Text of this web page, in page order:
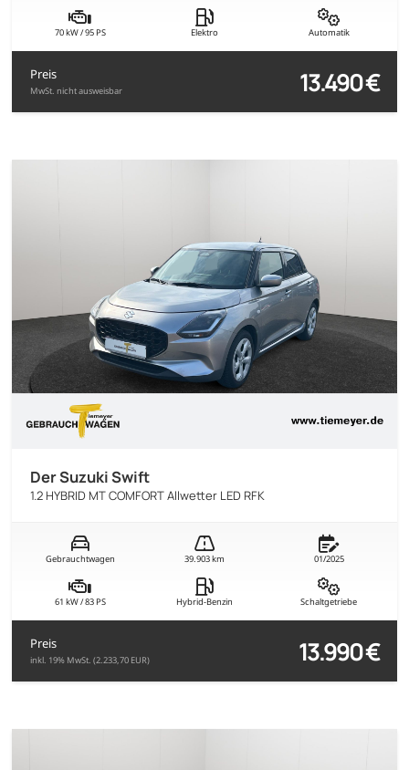
70 kW / 95 PS Elektro Automatik
Preis
MwSt. nicht ausweisbar 13.490 €
Der Suzuki Swift
1.2 HYBRID MT COMFORT Allwetter LED RFK
Gebrauchtwagen 39.903 km 01/2025
61 kW / 83 PS Hybrid-Benzin Schaltgetriebe
Preis
inkl. 19% MwSt. (2.233,70 EUR) 13.990 €